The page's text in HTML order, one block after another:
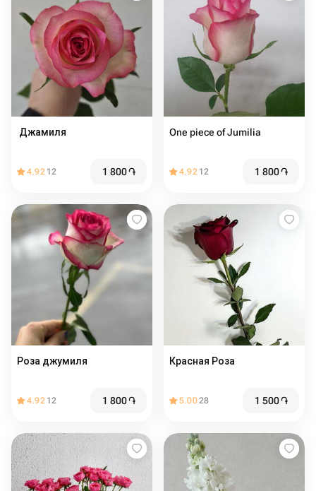
️ Джамиля
4.92 12 1 800֏
One piece of Jumilia
4.92 12 1 800֏
Роза джумиля
4.92 12 1 800֏
Красная Роза
5.0028 1 500֏